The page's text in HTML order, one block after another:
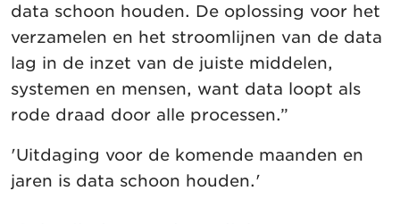
data schoon houden. De oplossing voor het
verzamelen en het stroomlijnen van de data
lag in de inzet van de juiste middelen,
systemen en mensen, want data loopt als
rode draad door alle processen.”
'Uitdaging voor de komende maanden en
jaren is data schoon houden.'